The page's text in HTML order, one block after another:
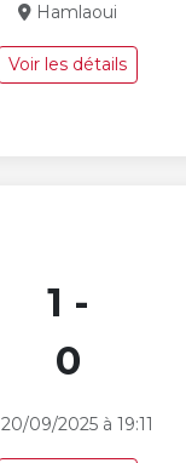
Hamlaoui
Voir les détails
1 -
0
20/09/2025 à 19:11